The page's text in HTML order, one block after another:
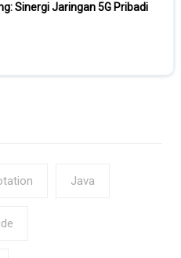
Sinergi Jaringan 5G Pribadi
Java